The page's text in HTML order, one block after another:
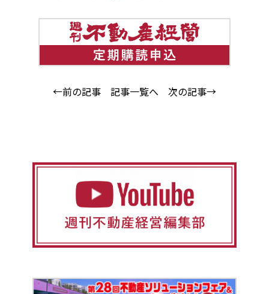
←前の記事 記事一覧へ 次の記事→